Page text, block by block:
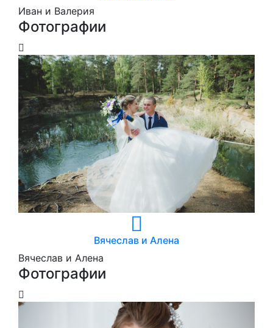
Иван и Валерия
Фотографии
Вячеслав и Алена
Вячеслав и Алена
Фотографии